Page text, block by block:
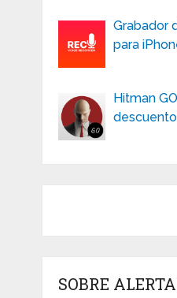
Grabador
para
Hitman
SOBRE